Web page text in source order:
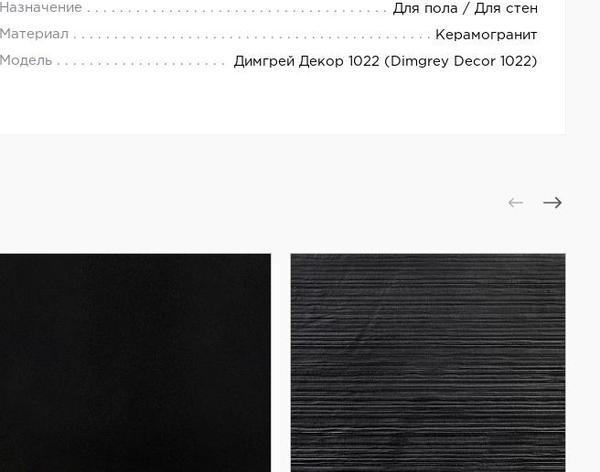
Назначение Для пола / Для стен
Материал Керамогранит
Модель Димгрей Декор 1022 (Dimgrey Decor 1022)